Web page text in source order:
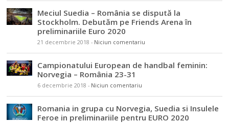
Meciul Suedia – România se dispută la
Stockholm. Debutăm pe Friends Arena în
preliminariile Euro 2020
21 decembrie 2018 - Niciun comentariu
Campionatului European de handbal feminin:
Norvegia – România 23-31
6 decembrie 2018 - Niciun comentariu
Romania in grupa cu Norvegia, Suedia si Insulele
Feroe in preliminariile pentru EURO 2020